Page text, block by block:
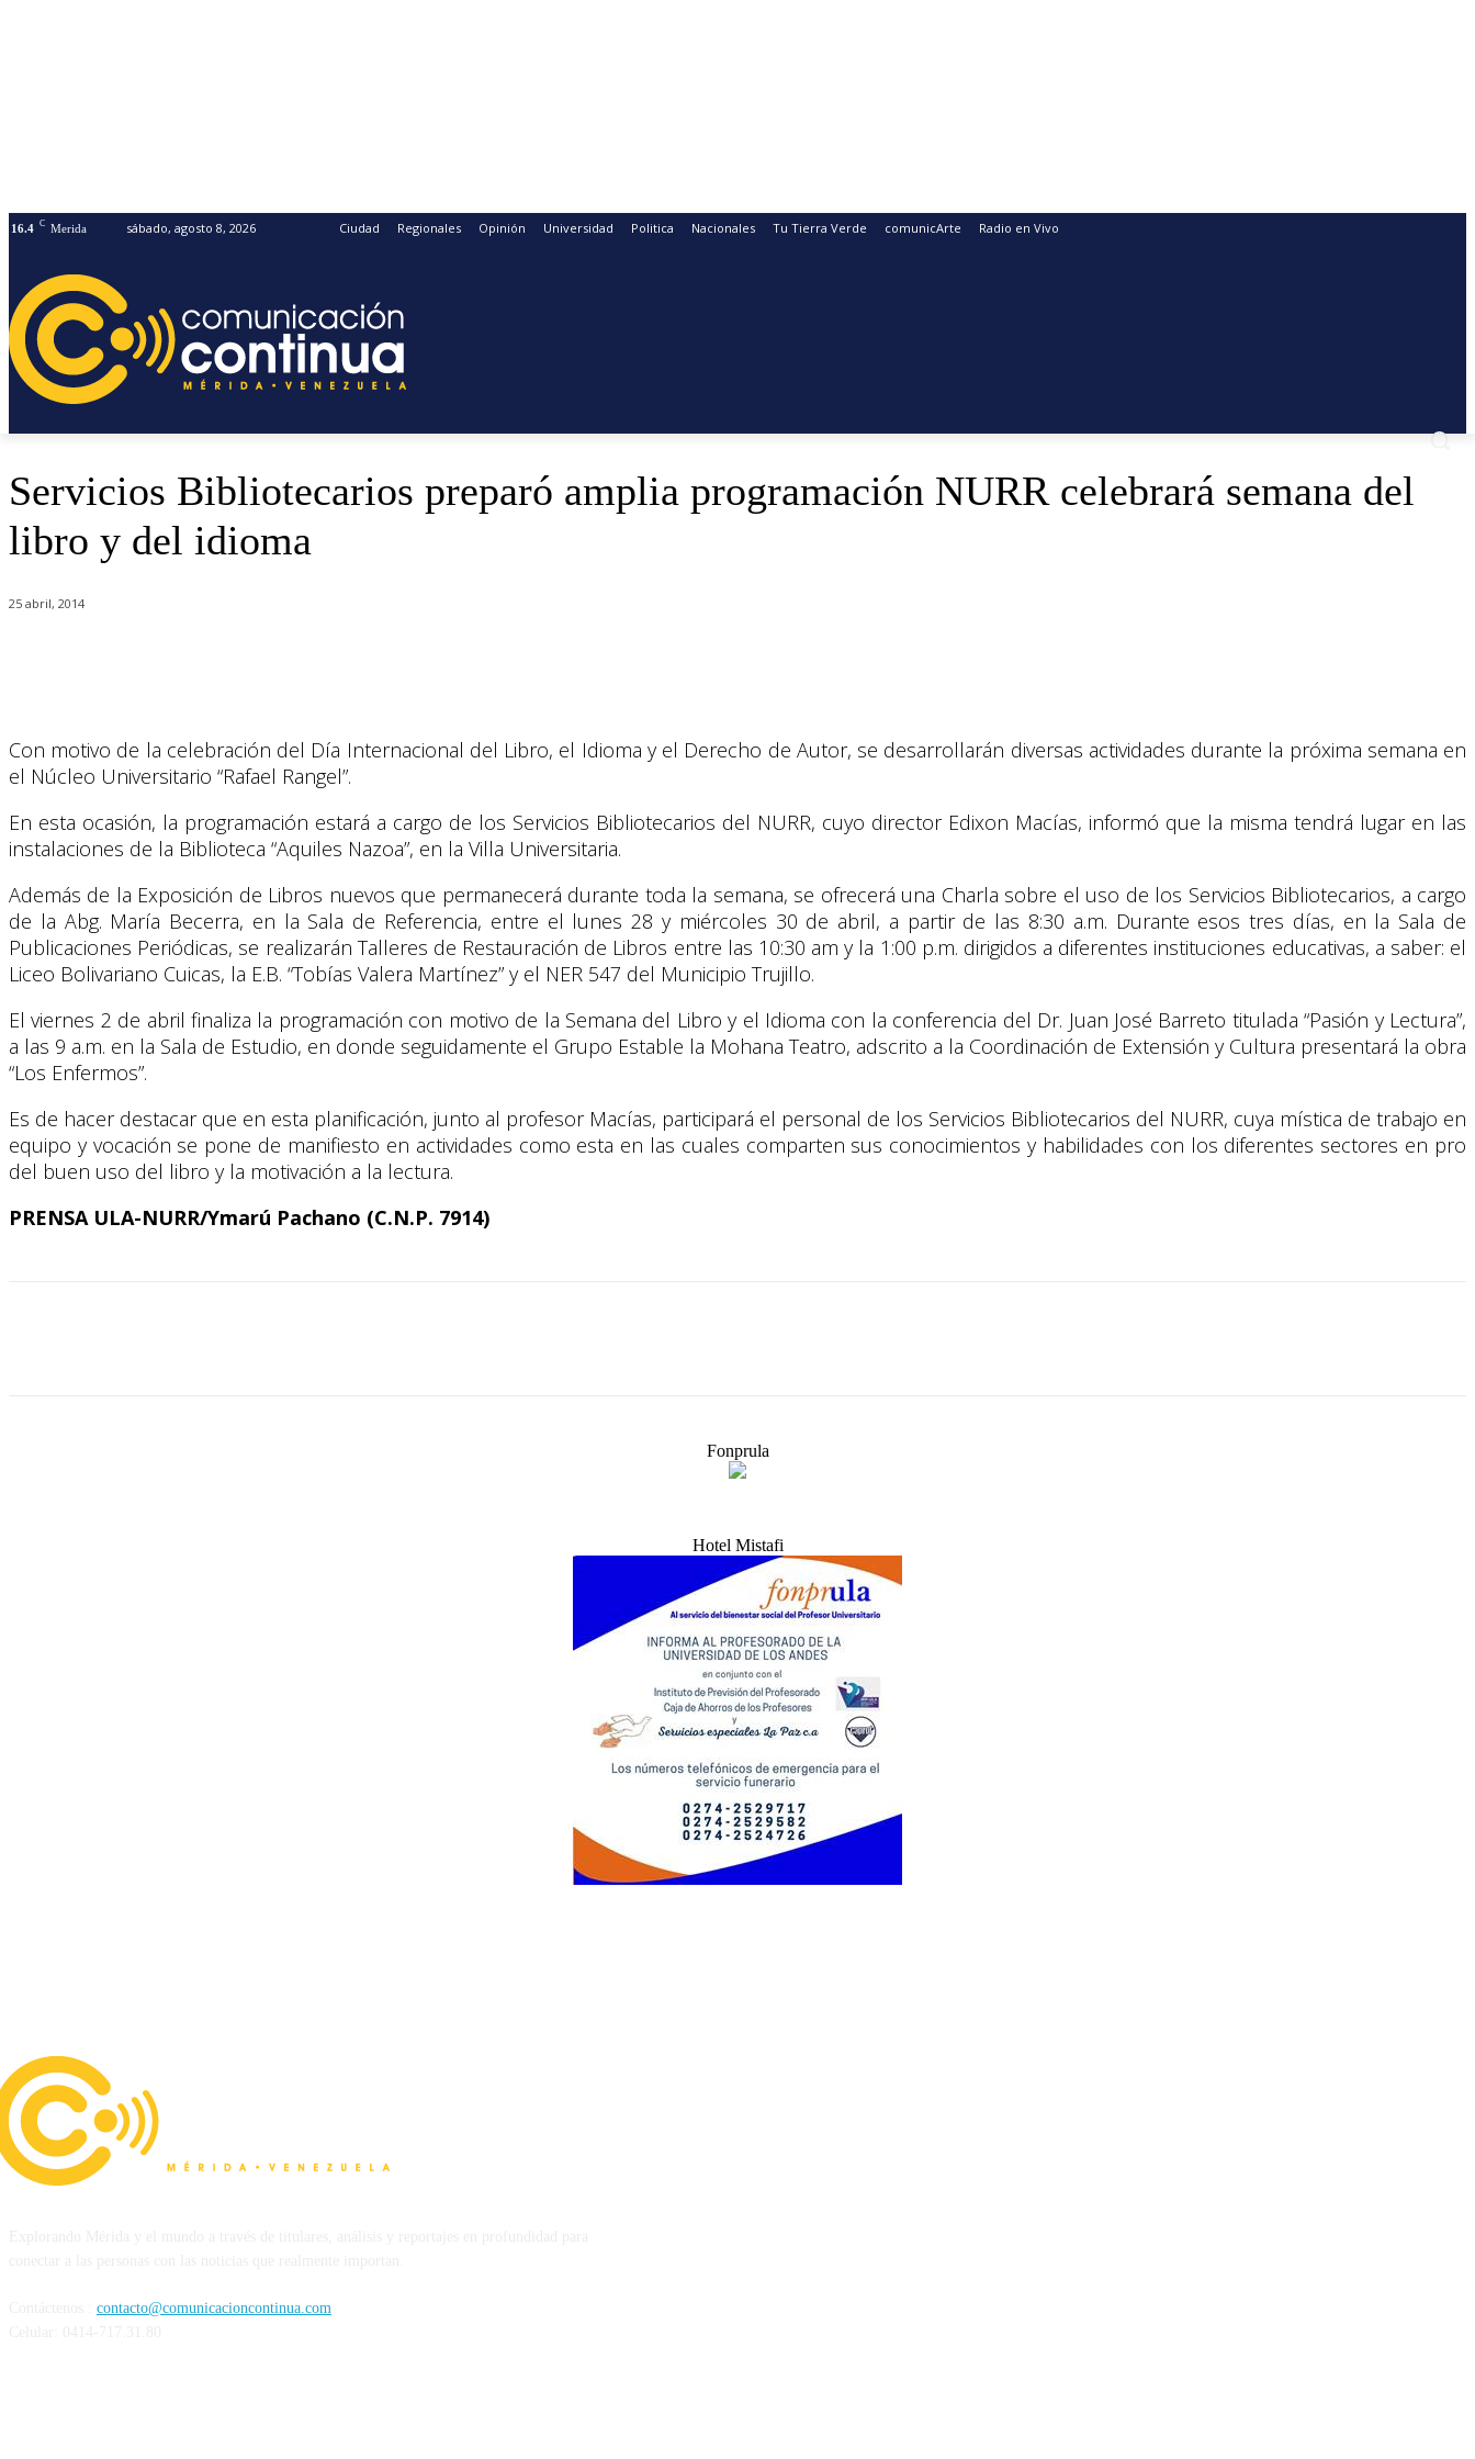
16.4 C Merida sábado, agosto 8, 2026 Ciudad Regionales Opinión Universidad Politica Nacionales Tu Tierra Verde comunicArte Radio en Vivo
Servicios Bibliotecarios preparó amplia programación NURR celebrará semana del
libro y del idioma
25 abril, 2014
Con motivo de la celebración del Día Internacional del Libro, el Idioma y el Derecho de Autor, se desarrollarán diversas actividades durante la próxima semana en
el Núcleo Universitario “Rafael Rangel”.
En esta ocasión, la programación estará a cargo de los Servicios Bibliotecarios del NURR, cuyo director Edixon Macías, informó que la misma tendrá lugar en las
instalaciones de la Biblioteca “Aquiles Nazoa”, en la Villa Universitaria.
Además de la Exposición de Libros nuevos que permanecerá durante toda la semana, se ofrecerá una Charla sobre el uso de los Servicios Bibliotecarios, a cargo
de la Abg. María Becerra, en la Sala de Referencia, entre el lunes 28 y miércoles 30 de abril, a partir de las 8:30 a.m. Durante esos tres días, en la Sala de
Publicaciones Periódicas, se realizarán Talleres de Restauración de Libros entre las 10:30 am y la 1:00 p.m. dirigidos a diferentes instituciones educativas, a saber: el
Liceo Bolivariano Cuicas, la E.B. “Tobías Valera Martínez” y el NER 547 del Municipio Trujillo.
El viernes 2 de abril finaliza la programación con motivo de la Semana del Libro y el Idioma con la conferencia del Dr. Juan José Barreto titulada “Pasión y Lectura”,
a las 9 a.m. en la Sala de Estudio, en donde seguidamente el Grupo Estable la Mohana Teatro, adscrito a la Coordinación de Extensión y Cultura presentará la obra
“Los Enfermos”.
Es de hacer destacar que en esta planificación, junto al profesor Macías, participará el personal de los Servicios Bibliotecarios del NURR, cuya mística de trabajo en
equipo y vocación se pone de manifiesto en actividades como esta en las cuales comparten sus conocimientos y habilidades con los diferentes sectores en pro
del buen uso del libro y la motivación a la lectura.
PRENSA ULA-NURR/Ymarú Pachano (C.N.P. 7914)
Fonprula
Hotel Mistafi
contacto@comunicacioncontinua.com